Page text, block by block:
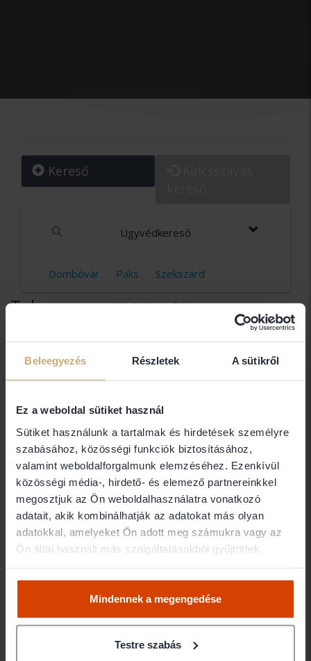
Beleegyezés Részletek A sütikről
Ez a weboldal sütiket használ
Sütiket használunk a tartalmak és hirdetések személyre
szabásához, közösségi funkciók biztosításához,
valamint weboldalforgalmunk elemzéséhez. Ezenkívül
közösségi média-, hirdető- és elemező partnereinkkel
megosztjuk az Ön weboldalhasználatra vonatkozó
adatait, akik kombinálhatják az adatokat más olyan
adatokkal, amelyeket Ön adott meg számukra vagy az
Ön által használt más szolgáltatásokból gyűjtöttek.
Mindennek a megengedése
Testre szabás
Kereső
Ügyvédkereső
Dombóvár Paks Szekszárd
Tolna megye 104 ügyvéd
Dr. Szegesdi Judit
Ügyvéd
Dr. Szepesi Zsuzsanna
SZEPESI ÜGYVÉDI IRODA
7100 Szekszárd
Dr. Szőts Viola
Ügyvéd
7150 Bonyhád
Dr. Takács Attila
Ügyvéd